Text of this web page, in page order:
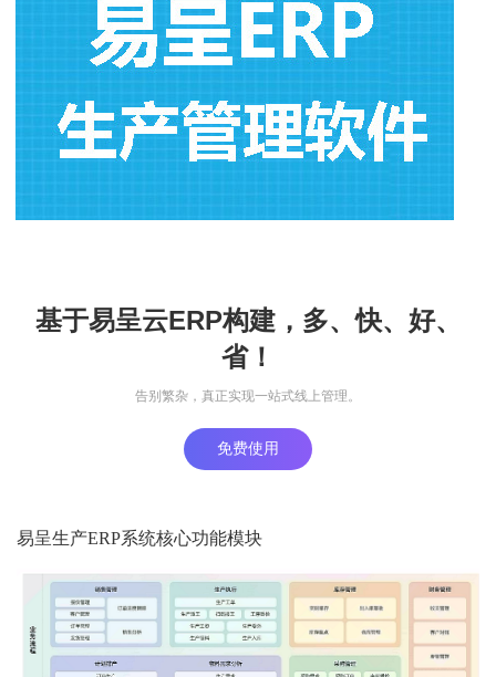
基于易呈云ERP构建，多、快、好、
省！
告别繁杂，真正实现一站式线上管理。
免费使用
易呈生产ERP系统核心功能模块